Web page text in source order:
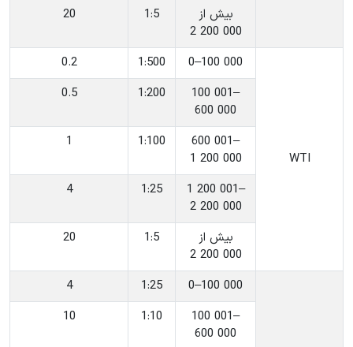
‎بیش از
2 200 000
‎1:5
20
‎WTI
‎0–100 000
‎1:500
0.2
‎100 001–
600 000
‎1:200
0.5
‎600 001–
1 200 000
‎1:100
1
‎1 200 001–
2 200 000
‎1:25
4
‎بیش از
2 200 000
‎1:5
20
‎0–100 000
‎1:25
4
‎100 001–
600 000
‎1:10
10